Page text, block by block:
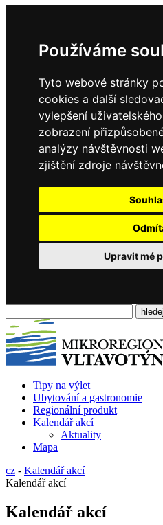
Používáme
Tyto webové stránky
cookies a další
vylepšení
zobrazení
analýzy návštěvnosti
zjištění zdroje
Upravit mé
Tipy na výlet
Ubytování a gastronomie
Regionální produkt
Kalendář akcí
Aktuality
Mapa
cz - Kalendář akcí
Kalendář akcí
Kalendář akcí